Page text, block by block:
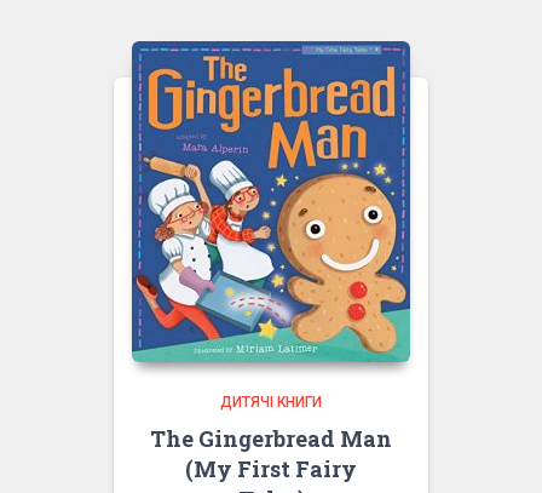
ДИТЯЧІ КНИГИ
The Gingerbread Man
(My First Fairy